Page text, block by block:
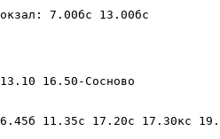
7.00бс 13.00бс
16.50-Сосново
11.35с 17.20с 17.30кс